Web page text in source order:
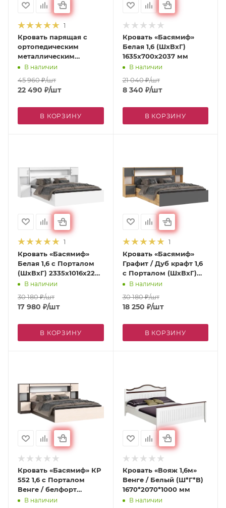
1
Кровать парящая с
ортопедическим
металлическим
основанием « Престиж
2 » Сандал 1,6 м (Ш*Г*В)
1750*2037*1000 мм
В наличии
45 960₽/шт
22 490 ₽/шт
В КОРЗИНУ
Кровать «Басямиф»
Белая 1,6 (ШхВхГ)
1635х700х2037 мм
В наличии
21 040₽/шт
8 340 ₽/шт
В КОРЗИНУ
1
Кровать «Басямиф»
Белая 1,6 с Порталом
(ШхВхГ) 2335х1016х2229
ммВ наличии
30 180₽/шт
17 980 ₽/шт
В КОРЗИНУ
1
Кровать «Басямиф»
Графит / Дуб крафт 1,6
с Порталом (ШхВхГ)
2335х1016х2229 мм
В наличии
30 180₽/шт
18 250 ₽/шт
В КОРЗИНУ
Кровать «Басямиф» КР
552 1,6 с Порталом
Венге / белфорт
(В*Ш*Г) 1020х2352х2232
В наличии
Кровать «Вояж 1,6м»
Венге / Белый (Ш*Г*В)
1670*2070*1000 мм
В наличии